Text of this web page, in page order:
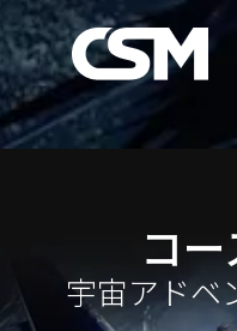
コ
宇宙アドベ